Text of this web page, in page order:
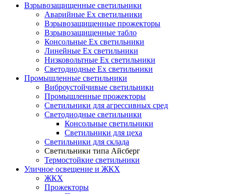
Взрывозащищенные светильники
Аварийные Ex светильники
Взрывозащищенные прожекторы
Взрывозащищенные табло
Консольные Ех светильники
Линейные Ex светильники
Низковольтные Ex светильники
Светодиодные Ex светильники
Промышленные светильники
Виброустойчивые светильники
Промышленные прожекторы
Светильники для агрессивных сред
Светодиодные светильники
Консольные светильники
Светильники для цеха
Светильники для склада
Светильники типа Айсберг
Термостойкие светильники
Уличное освещение и ЖКХ
ЖКХ
Прожекторы